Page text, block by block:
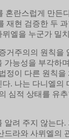
혼란스럽게 만든
재현 검증한 두
엘을 누군가 밀
거주의의 원칙
가능성을 부각하
정이 다른 원칙
. 나는 다니엘의
심적 상태를 유
알려 주지 않는
드라와 사뮈엘의